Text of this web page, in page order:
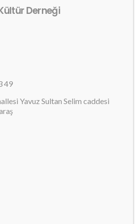
Derneği
49
Yavuz Sultan Selim caddesi